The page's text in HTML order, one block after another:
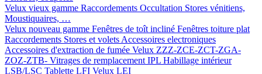
Velux vieux gamme Raccordements Occultation Stores vénitiens,
Moustiquaires, …
Velux nouveau gamme Fenêtres de toît incliné Fenêtres toiture plat
Raccordements Stores et volets Accessoires electroniques
Accessoires d'extraction de fumée Velux ZZZ-ZCE-ZCT-ZGA-
ZOZ-ZTB- Vitrages de remplacement IPL Habillage intérieur
LSB/LSC Tablette LFI Velux LEI